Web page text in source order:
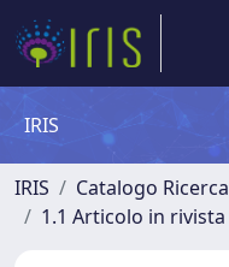
IRIS
IRIS Catalogo Ricerca
1.1 Articolo in rivista